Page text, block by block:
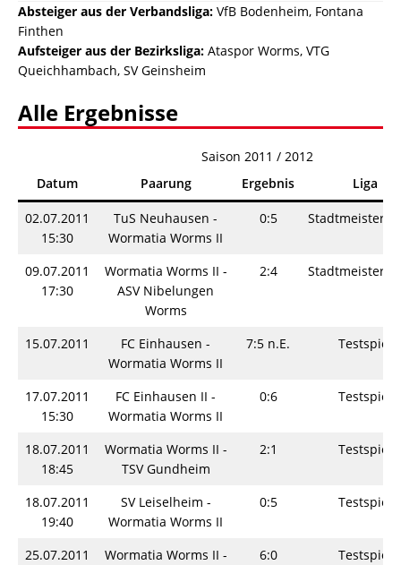
Absteiger aus der Verbandsliga: VfB Bodenheim, Fontana
Finthen
Aufsteiger aus der Bezirksliga: Ataspor Worms, VTG
Queichhambach, SV Geinsheim
Alle Ergebnisse
Saison 2011 / 2012
Datum
Paarung Ergebnis Liga
02.07.2011
15:30
TuS Neuhausen -
Wormatia Worms II
0:5
09.07.2011
17:30
Wormatia Worms II -
ASV Nibelungen
Worms
2:4
15.07.2011
FC Einhausen -
Wormatia Worms II
7:5 n.E. Testspiel
17.07.2011
15:30
FC Einhausen II -
Wormatia Worms II
0:6 Testspiel
18.07.2011
18:45
Wormatia Worms II -
TSV Gundheim
2:1 Testspiel
18.07.2011
19:40
SV Leiselheim -
Wormatia Worms II
0:5 Testspiel
25.07.2011
Wormatia Worms II -
6:0 Testspiel